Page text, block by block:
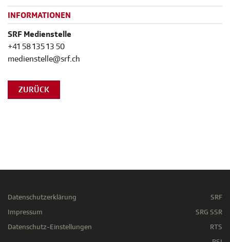
INFORMATIONEN
SRF Medienstelle
+41 58 135 13 50
medienstelle@srf.ch
ZURÜCK
Datenschutzerklärung
Impressum
Datenschutz-Einstellungen
SRF
SRG SSR
RTS